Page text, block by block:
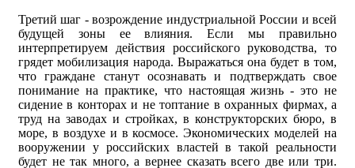
Третий шаг - возрождение индустриальной России и всей
будущей зоны ее влияния. Если мы правильно
интерпретируем действия российского руководства, то
грядет мобилизация народа. Выражаться она будет в том,
что граждане станут осознавать и подтверждать свое
понимание на практике, что настоящая жизнь - это не
сидение в конторах и не топтание в охранных фирмах, а
труд на заводах и стройках, в конструкторских бюро, в
море, в воздухе и в космосе. Экономических моделей на
вооружении у российских властей в такой реальности
будет не так много, а вернее сказать всего две или три.